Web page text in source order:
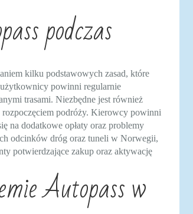
podczas
kilku podstawowych zasad, które
użytkownicy powinni regularnie
trasami. Niezbędne jest również
rozpoczęciem podróży. Kierowcy powinni
na dodatkowe opłaty oraz problemy
odcinków dróg oraz tuneli w Norwegii,
potwierdzające zakup oraz aktywację
Autopass w